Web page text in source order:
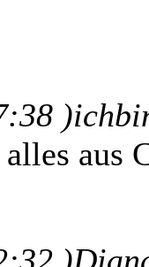
)
aus